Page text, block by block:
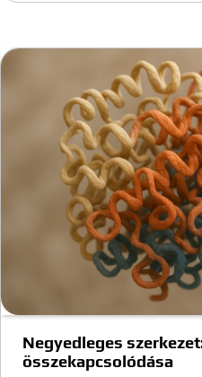
Negyedleges
összekapcsolódása